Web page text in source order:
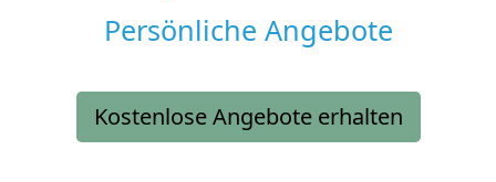
Persönliche Angebote
Kostenlose Angebote erhalten